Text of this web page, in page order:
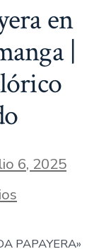
en
|
6, 2025
PAPAYERA»